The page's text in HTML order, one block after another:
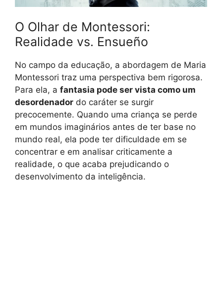
O Olhar de Montessori:
Realidade vs. Ensueño
No campo da educação, a abordagem de Maria
Montessori traz uma perspectiva bem rigorosa.
Para ela, a fantasia pode ser vista como um
desordenador do caráter se surgir
precocemente. Quando uma criança se perde
em mundos imaginários antes de ter base no
mundo real, ela pode ter dificuldade em se
concentrar e em analisar criticamente a
realidade, o que acaba prejudicando o
desenvolvimento da inteligência.